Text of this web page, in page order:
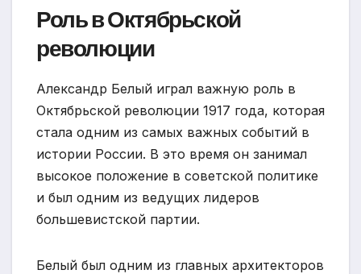
Роль в Октябрьской
революции
Александр Белый играл важную роль в
Октябрьской революции 1917 года, которая
стала одним из самых важных событий в
истории России. В это время он занимал
высокое положение в советской политике
и был одним из ведущих лидеров
большевистской партии.
Белый был одним из главных архитекторов